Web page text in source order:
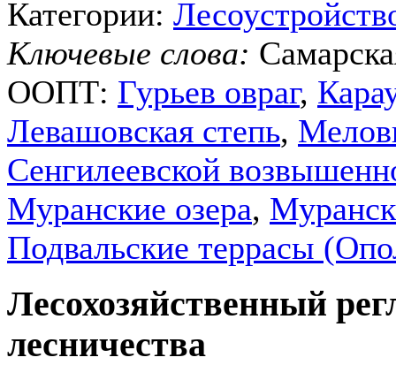
Категории:
Ключевые слова:
ООПТ: Гурьев овраг,
Левашовская степь,
Сенгилеевской
Муранские озера,
Подвальские террасы
Лесохозяйственный
лесничества